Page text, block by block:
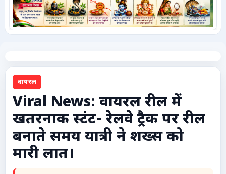
क्रिकेट
टेक्नोलॉजी / गैजेट्स
लाइफस्टाइल
वायरल
स्पेशल
वायरल
Viral News: वायरल रील में
खतरनाक स्टंट- रेलवे ट्रैक पर रील
बनाते समय यात्री ने शख्स को
मारी लात।